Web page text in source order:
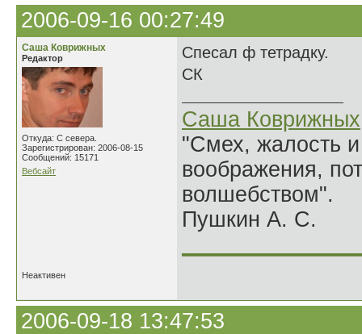
2006-09-16 00:27:49
Саша Коврижных
Редактор
Откуда: С севера.
Зарегистрирован: 2006-08-15
Сообщений: 15171
Вебсайт
Спесал ф тетрадку.
СК
Саша Коврижных
"Смех, жалость
воображения,
волшебством".
Пушкин А. С.
Неактивен
2006-09-18 13:47:53